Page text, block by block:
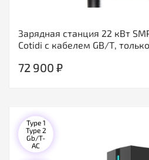
Зарядная станция 22 кВт
Cotidi с кабелем GB/Т,
72 900 ₽
Type 1
Type 2
Gb/T-
AC